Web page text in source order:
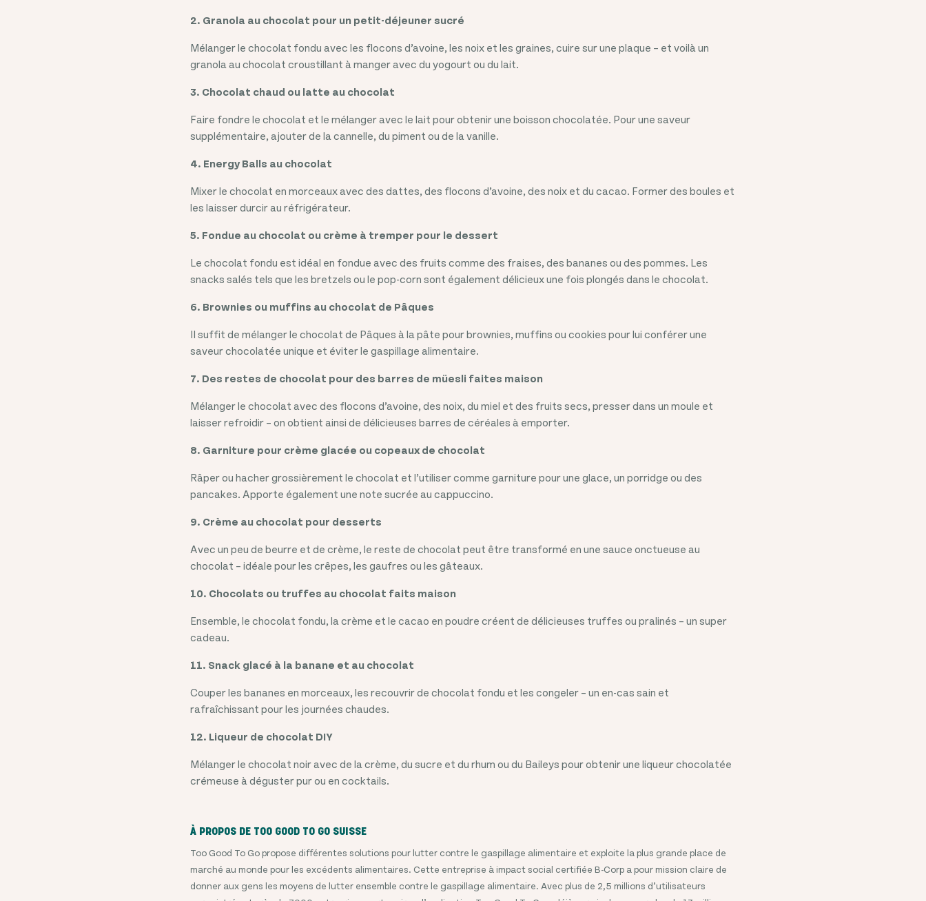
2. Granola au chocolat pour un petit-déjeuner sucré
Mélanger le chocolat fondu avec les flocons d’avoine, les noix et les graines, cuire sur une plaque – et voilà un
granola au chocolat croustillant à manger avec du yogourt ou du lait.
3. Chocolat chaud ou latte au chocolat
Faire fondre le chocolat et le mélanger avec le lait pour obtenir une boisson chocolatée. Pour une saveur
supplémentaire, ajouter de la cannelle, du piment ou de la vanille.
4. Energy Balls au chocolat
Mixer le chocolat en morceaux avec des dattes, des flocons d’avoine, des noix et du cacao. Former des boules et
les laisser durcir au réfrigérateur.
5. Fondue au chocolat ou crème à tremper pour le dessert
Le chocolat fondu est idéal en fondue avec des fruits comme des fraises, des bananes ou des pommes. Les
snacks salés tels que les bretzels ou le pop-corn sont également délicieux une fois plongés dans le chocolat.
6. Brownies ou muffins au chocolat de Pâques
Il suffit de mélanger le chocolat de Pâques à la pâte pour brownies, muffins ou cookies pour lui conférer une
saveur chocolatée unique et éviter le gaspillage alimentaire.
7. Des restes de chocolat pour des barres de müesli faites maison
Mélanger le chocolat avec des flocons d’avoine, des noix, du miel et des fruits secs, presser dans un moule et
laisser refroidir – on obtient ainsi de délicieuses barres de céréales à emporter.
8. Garniture pour crème glacée ou copeaux de chocolat
Râper ou hacher grossièrement le chocolat et l’utiliser comme garniture pour une glace, un porridge ou des
pancakes. Apporte également une note sucrée au cappuccino.
9. Crème au chocolat pour desserts
Avec un peu de beurre et de crème, le reste de chocolat peut être transformé en une sauce onctueuse au
chocolat – idéale pour les crêpes, les gaufres ou les gâteaux.
10. Chocolats ou truffes au chocolat faits maison
Ensemble, le chocolat fondu, la crème et le cacao en poudre créent de délicieuses truffes ou pralinés – un super
cadeau.
11. Snack glacé à la banane et au chocolat
Couper les bananes en morceaux, les recouvrir de chocolat fondu et les congeler – un en-cas sain et
rafraîchissant pour les journées chaudes.
12. Liqueur de chocolat DIY
Mélanger le chocolat noir avec de la crème, du sucre et du rhum ou du Baileys pour obtenir une liqueur chocolatée
crémeuse à déguster pur ou en cocktails.
À PROPOS DE TOO GOOD TO GO SUISSE
Too Good To Go propose différentes solutions pour lutter contre le gaspillage alimentaire et exploite la plus grande place de
marché au monde pour les excédents alimentaires. Cette entreprise à impact social certifiée B-Corp a pour mission claire de
donner aux gens les moyens de lutter ensemble contre le gaspillage alimentaire. Avec plus de 2,5 millions d’utilisateurs